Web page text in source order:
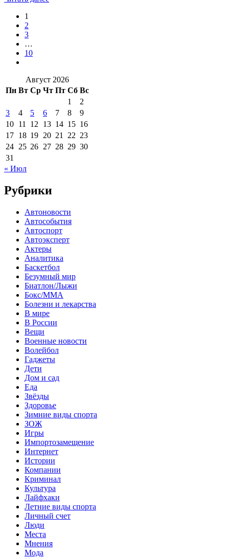
1
2
3
…
10
Август 2026
Пн Вт Ср Чт Пт Сб Вс
1
2
3
4 5 6 7 8
9
10 11 12 13 14 15 16
17 18 19 20 21 22 23
24 25 26 27 28 29 30
31
« Июл
Рубрики
Автоновости
Автособытия
Автоспорт
Автоэксперт
Актеры
Аналитика
Баскетбол
Безумный мир
Биатлон/Лыжи
Бокс/MMA
Болезни и лекарства
В мире
В России
Вещи
Военные новости
Волейбол
Гаджеты
Дети
Дом и сад
Еда
Звёзды
Здоровье
Зимние виды спорта
ЗОЖ
Игры
Импортозамещение
Интернет
Истории
Компании
Криминал
Культура
Лайфхаки
Летние виды спорта
Личный счет
Люди
Места
Мнения
Мода